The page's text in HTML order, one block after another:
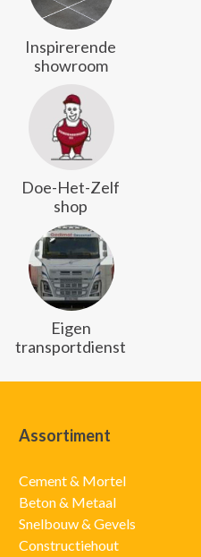
Inspirerende
showroom
Doe-Het-Zelf
shop
Eigen
transportdienst
Assortiment
Cement & Mortel
Beton & Metaal
Snelbouw & Gevels
Constructiehout